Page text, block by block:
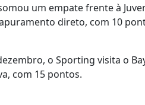
um empate frente à
direto, com 10
o Sporting visita o
com 15 pontos.